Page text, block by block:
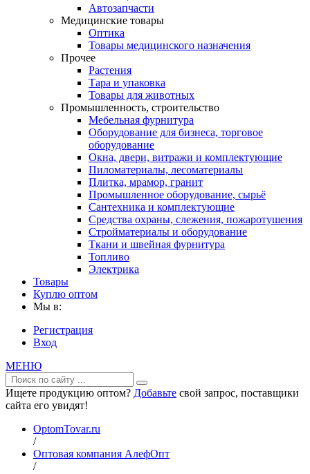
Автозапчасти
Медицинские товары
Оптика
Товары медицинского назначения
Прочее
Растения
Тара и упаковка
Товары для животных
Промышленность, строительство
Мебельная фурнитура
Оборудование для бизнеса, торговое
оборудование
Окна, двери, витражи и комплектующие
Пиломатериалы, лесоматериалы
Плитка, мрамор, гранит
Промышленное оборудование, сырьё
Сантехника и комплектующие
Средства охраны, слежения, пожаротушения
Стройматериалы и оборудование
Ткани и швейная фурнитура
Топливо
Электрика
Товары
Куплю оптом
Мы в:
Регистрация
Вход
МЕНЮ
Ищете продукцию оптом? Добавьте свой запрос, поставщики
сайта его увидят!
OptomTovar.ru
/
Оптовая компания АлефОпт
/